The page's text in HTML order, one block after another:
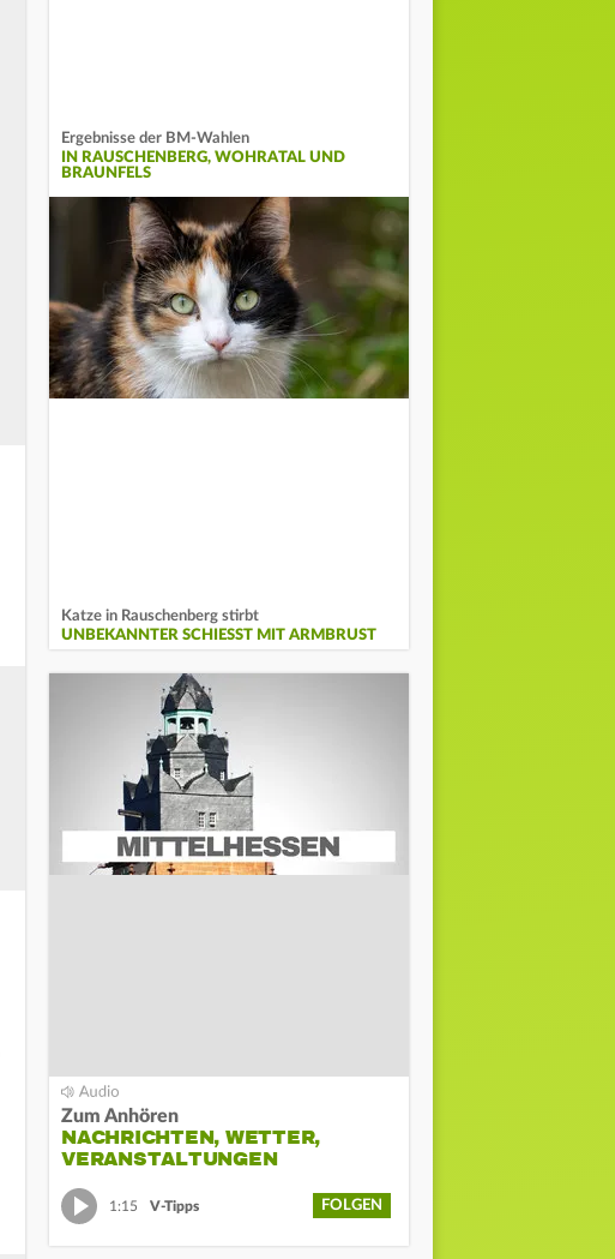
Ergebnisse der BM-Wahlen
IN RAUSCHENBERG, WOHRATAL UND
BRAUNFELS
Katze in Rauschenberg stirbt
UNBEKANNTER SCHIESST MIT ARMBRUST
Zum Anhören
NACHRICHTEN, WETTER,
VERANSTALTUNGEN
1:15 V-Tipps FOLGEN